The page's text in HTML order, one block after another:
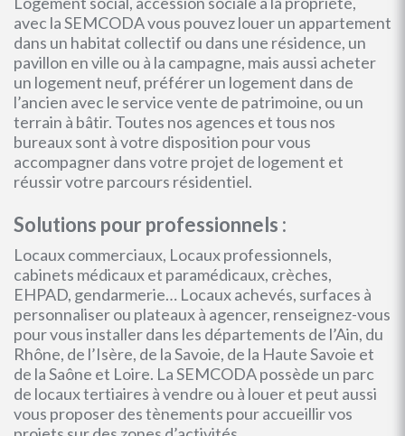
avec la SEMCODA vous pouvez louer un appartement
dans un habitat collectif ou dans une résidence, un
pavillon en ville ou à la campagne, mais aussi acheter
un logement neuf, préférer un logement dans de
l’ancien avec le service vente de patrimoine, ou un
terrain à bâtir. Toutes nos agences et tous nos
bureaux sont à votre disposition pour vous
accompagner dans votre projet de logement et
réussir votre parcours résidentiel.
Solutions pour professionnels :
Locaux commerciaux, Locaux professionnels,
cabinets médicaux et paramédicaux, crèches,
EHPAD, gendarmerie… Locaux achevés, surfaces à
personnaliser ou plateaux à agencer, renseignez-vous
pour vous installer dans les départements de l’Ain, du
Rhône, de l’Isère, de la Savoie, de la Haute Savoie et
de la Saône et Loire. La SEMCODA possède un parc
de locaux tertiaires à vendre ou à louer et peut aussi
vous proposer des tènements pour accueillir vos